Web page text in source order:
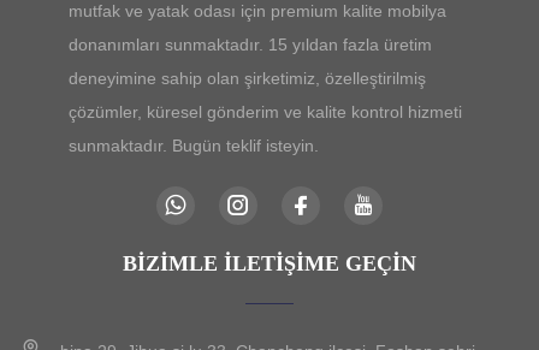
mutfak ve yatak odası için premium kalite mobilya
donanımları sunmaktadır. 15 yıldan fazla üretim
deneyimine sahip olan şirketimiz, özelleştirilmiş
çözümler, küresel gönderim ve kalite kontrol hizmeti
sunmaktadır. Bugün teklif isteyin.
BIZIMLE İLETIŞIME GEÇIN